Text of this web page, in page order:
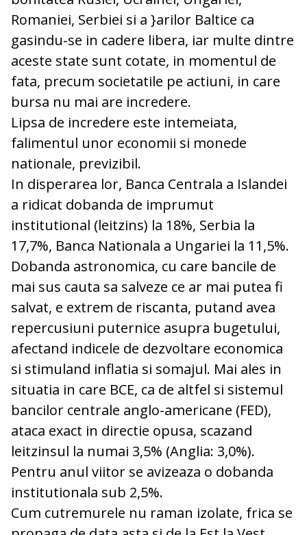
Romaniei, Serbiei si a }arilor Baltice ca
gasindu-se in cadere libera, iar multe dintre
aceste state sunt cotate, in momentul de
fata, precum societatile pe actiuni, in care
bursa nu mai are incredere.
Lipsa de incredere este intemeiata,
falimentul unor economii si monede
nationale, previzibil.
In disperarea lor, Banca Centrala a Islandei
a ridicat dobanda de imprumut
institutional (leitzins) la 18%, Serbia la
17,7%, Banca Nationala a Ungariei la 11,5%.
Dobanda astronomica, cu care bancile de
mai sus cauta sa salveze ce ar mai putea fi
salvat, e extrem de riscanta, putand avea
repercusiuni puternice asupra bugetului,
afectand indicele de dezvoltare economica
si stimuland inflatia si somajul. Mai ales in
situatia in care BCE, ca de altfel si sistemul
bancilor centrale anglo-americane (FED),
ataca exact in directie opusa, scazand
leitzinsul la numai 3,5% (Anglia: 3,0%).
Pentru anul viitor se avizeaza o dobanda
institutionala sub 2,5%.
Cum cutremurele nu raman izolate, frica se